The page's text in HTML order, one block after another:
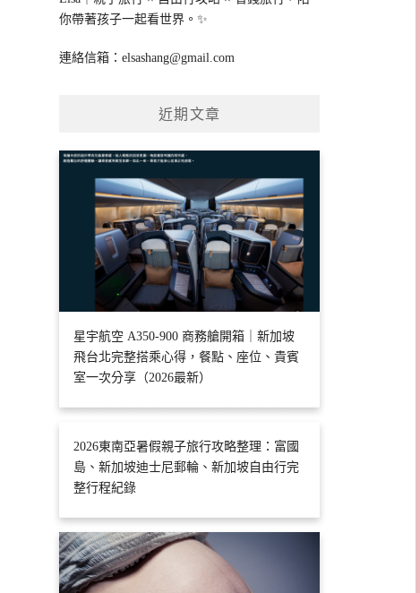
你帶著孩子一起看世界。✨
連絡信箱：elsashang@gmail.com
近期文章
星宇航空 A350-900 商務艙開箱｜新加坡
飛台北完整搭乘心得，餐點、座位、貴賓
室一次分享（2026最新）
2026東南亞暑假親子旅行攻略整理：富國
島、新加坡迪士尼郵輪、新加坡自由行完
整行程紀錄